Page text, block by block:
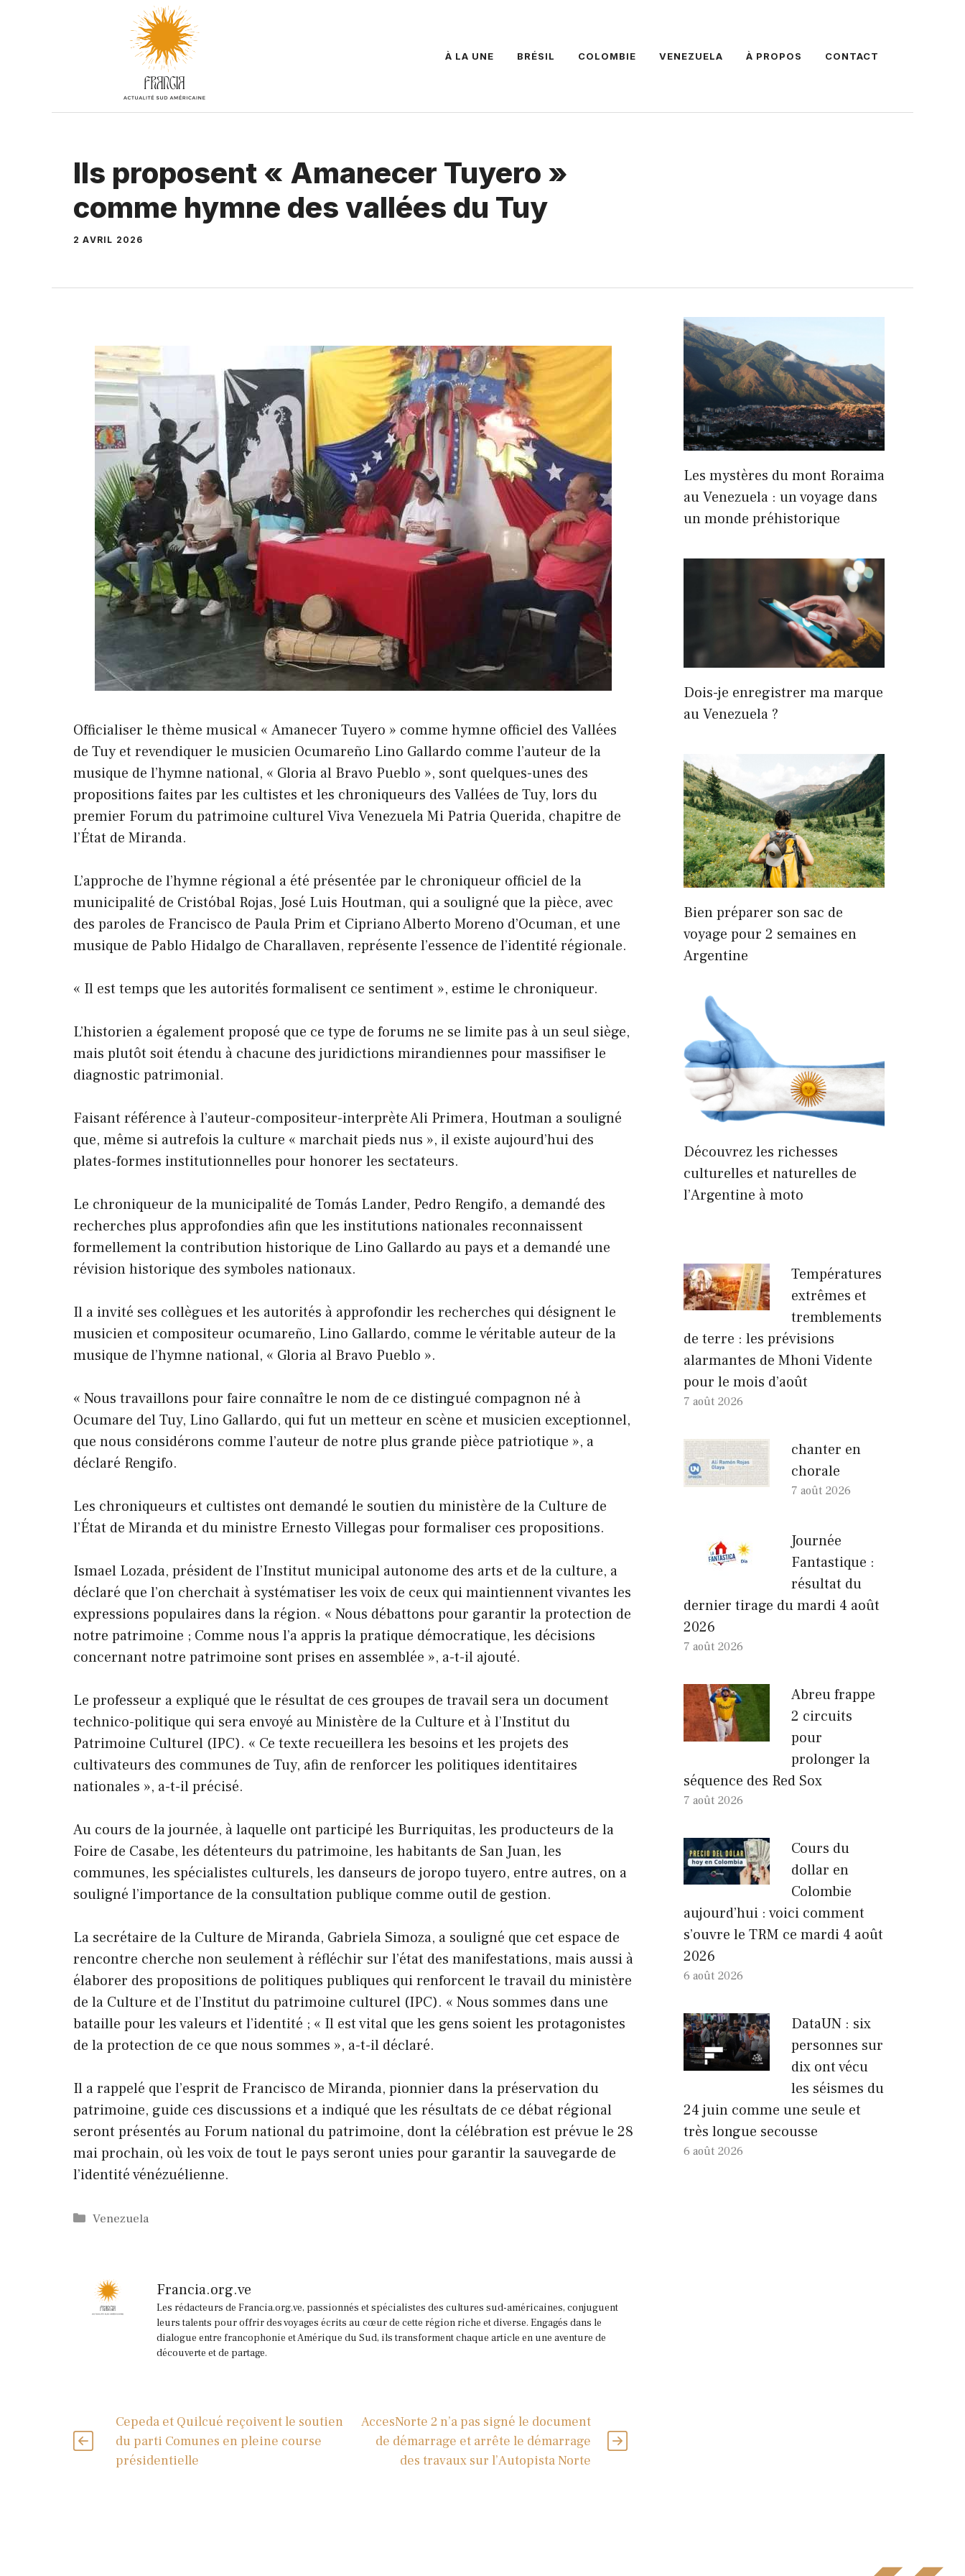
À LA UNE BRÉSIL COLOMBIE VENEZUELA À PROPOS CONTACT
Ils proposent « Amanecer Tuyero »
comme hymne des vallées du Tuy
2 AVRIL 2026
Officialiser le thème musical « Amanecer Tuyero » comme hymne officiel des Vallées
de Tuy et revendiquer le musicien Ocumareño Lino Gallardo comme l’auteur de la
musique de l’hymne national, « Gloria al Bravo Pueblo », sont quelques-unes des
propositions faites par les cultistes et les chroniqueurs des Vallées de Tuy, lors du
premier Forum du patrimoine culturel Viva Venezuela Mi Patria Querida, chapitre de
l’État de Miranda.
L’approche de l’hymne régional a été présentée par le chroniqueur officiel de la
municipalité de Cristóbal Rojas, José Luis Houtman, qui a souligné que la pièce, avec
des paroles de Francisco de Paula Prim et Cipriano Alberto Moreno d’Ocuman, et une
musique de Pablo Hidalgo de Charallaven, représente l’essence de l’identité régionale.
« Il est temps que les autorités formalisent ce sentiment », estime le chroniqueur.
L’historien a également proposé que ce type de forums ne se limite pas à un seul siège,
mais plutôt soit étendu à chacune des juridictions mirandiennes pour massifiser le
diagnostic patrimonial.
Faisant référence à l’auteur-compositeur-interprète Ali Primera, Houtman a souligné
que, même si autrefois la culture « marchait pieds nus », il existe aujourd’hui des
plates-formes institutionnelles pour honorer les sectateurs.
Le chroniqueur de la municipalité de Tomás Lander, Pedro Rengifo, a demandé des
recherches plus approfondies afin que les institutions nationales reconnaissent
formellement la contribution historique de Lino Gallardo au pays et a demandé une
révision historique des symboles nationaux.
Il a invité ses collègues et les autorités à approfondir les recherches qui désignent le
musicien et compositeur ocumareño, Lino Gallardo, comme le véritable auteur de la
musique de l’hymne national, « Gloria al Bravo Pueblo ».
« Nous travaillons pour faire connaître le nom de ce distingué compagnon né à
Ocumare del Tuy, Lino Gallardo, qui fut un metteur en scène et musicien exceptionnel,
que nous considérons comme l’auteur de notre plus grande pièce patriotique », a
déclaré Rengifo.
Les chroniqueurs et cultistes ont demandé le soutien du ministère de la Culture de
l’État de Miranda et du ministre Ernesto Villegas pour formaliser ces propositions.
Ismael Lozada, président de l’Institut municipal autonome des arts et de la culture, a
déclaré que l’on cherchait à systématiser les voix de ceux qui maintiennent vivantes les
expressions populaires dans la région. « Nous débattons pour garantir la protection de
notre patrimoine ; Comme nous l’a appris la pratique démocratique, les décisions
concernant notre patrimoine sont prises en assemblée », a-t-il ajouté.
Le professeur a expliqué que le résultat de ces groupes de travail sera un document
technico-politique qui sera envoyé au Ministère de la Culture et à l’Institut du
Patrimoine Culturel (IPC). « Ce texte recueillera les besoins et les projets des
cultivateurs des communes de Tuy, afin de renforcer les politiques identitaires
nationales », a-t-il précisé.
Au cours de la journée, à laquelle ont participé les Burriquitas, les producteurs de la
Foire de Casabe, les détenteurs du patrimoine, les habitants de San Juan, les
communes, les spécialistes culturels, les danseurs de joropo tuyero, entre autres, on a
souligné l’importance de la consultation publique comme outil de gestion.
La secrétaire de la Culture de Miranda, Gabriela Simoza, a souligné que cet espace de
rencontre cherche non seulement à réfléchir sur l’état des manifestations, mais aussi à
élaborer des propositions de politiques publiques qui renforcent le travail du ministère
de la Culture et de l’Institut du patrimoine culturel (IPC). « Nous sommes dans une
bataille pour les valeurs et l’identité ; « Il est vital que les gens soient les protagonistes
de la protection de ce que nous sommes », a-t-il déclaré.
Il a rappelé que l’esprit de Francisco de Miranda, pionnier dans la préservation du
patrimoine, guide ces discussions et a indiqué que les résultats de ce débat régional
seront présentés au Forum national du patrimoine, dont la célébration est prévue le 28
mai prochain, où les voix de tout le pays seront unies pour garantir la sauvegarde de
l’identité vénézuélienne.
Catégories
Venezuela
Francia.org.ve
Les rédacteurs de Francia.org.ve, passionnés et spécialistes des cultures sud-américaines, conjuguent
leurs talents pour offrir des voyages écrits au cœur de cette région riche et diverse. Engagés dans le
dialogue entre francophonie et Amérique du Sud, ils transforment chaque article en une aventure de
découverte et de partage.
Cepeda et Quilcué reçoivent le soutien
du parti Comunes en pleine course
présidentielle
AccesNorte 2 n’a pas signé le document
de démarrage et arrête le démarrage
des travaux sur l’Autopista Norte
Les mystères du mont Roraima
au Venezuela : un voyage dans
un monde préhistorique
Dois-je enregistrer ma marque
au Venezuela ?
Bien préparer son sac de
voyage pour 2 semaines en
Argentine
Découvrez les richesses
culturelles et naturelles de
l’Argentine à moto
Températures
extrêmes et
tremblements
de terre : les prévisions
alarmantes de Mhoni Vidente
pour le mois d’août
7 août 2026
chanter en
chorale
7 août 2026
Journée
Fantastique :
résultat du
dernier tirage du mardi 4 août
2026
7 août 2026
Abreu frappe
2 circuits
pour
prolonger la
séquence des Red Sox
7 août 2026
Cours du
dollar en
Colombie
aujourd’hui : voici comment
s’ouvre le TRM ce mardi 4 août
2026
6 août 2026
DataUN : six
personnes sur
dix ont vécu
les séismes du
24 juin comme une seule et
très longue secousse
6 août 2026